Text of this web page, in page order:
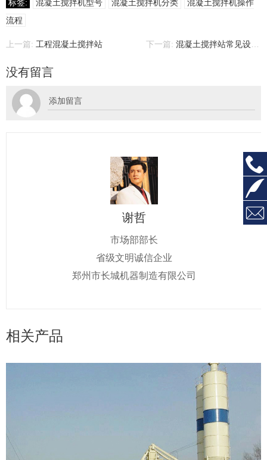
标签: 混凝土搅拌机型号 混凝土搅拌机分类
混凝土搅拌机操作
流程
上一篇: 工程混凝土搅拌站 下一篇:混凝土搅拌站常见设备故障及处理方法
没有留言
谢哲
市场部部长
省级文明诚信企业
郑州市长城机器制造有限公司
相关产品


